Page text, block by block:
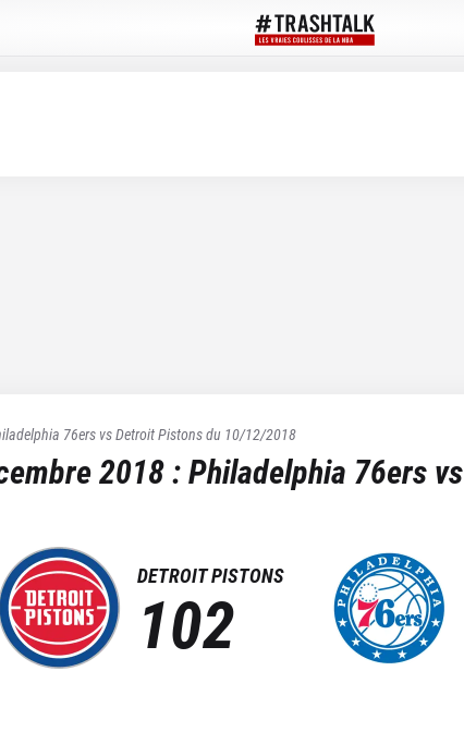
76ers vsDetroit Pistonsdu 10/12/2018
2018:Philadelphia 76ers vs
DETROIT PISTONS
102